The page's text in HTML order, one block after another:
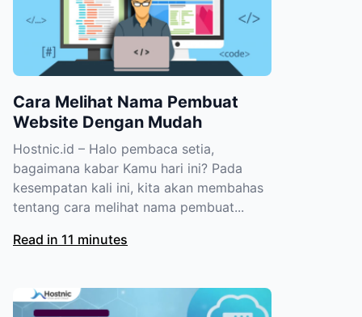
Cara Melihat Nama Pembuat
Website Dengan Mudah
Hostnic.id – Halo pembaca setia,
bagaimana kabar Kamu hari ini? Pada
kesempatan kali ini, kita akan membahas
tentang cara melihat nama pembuat...
Read in 11 minutes